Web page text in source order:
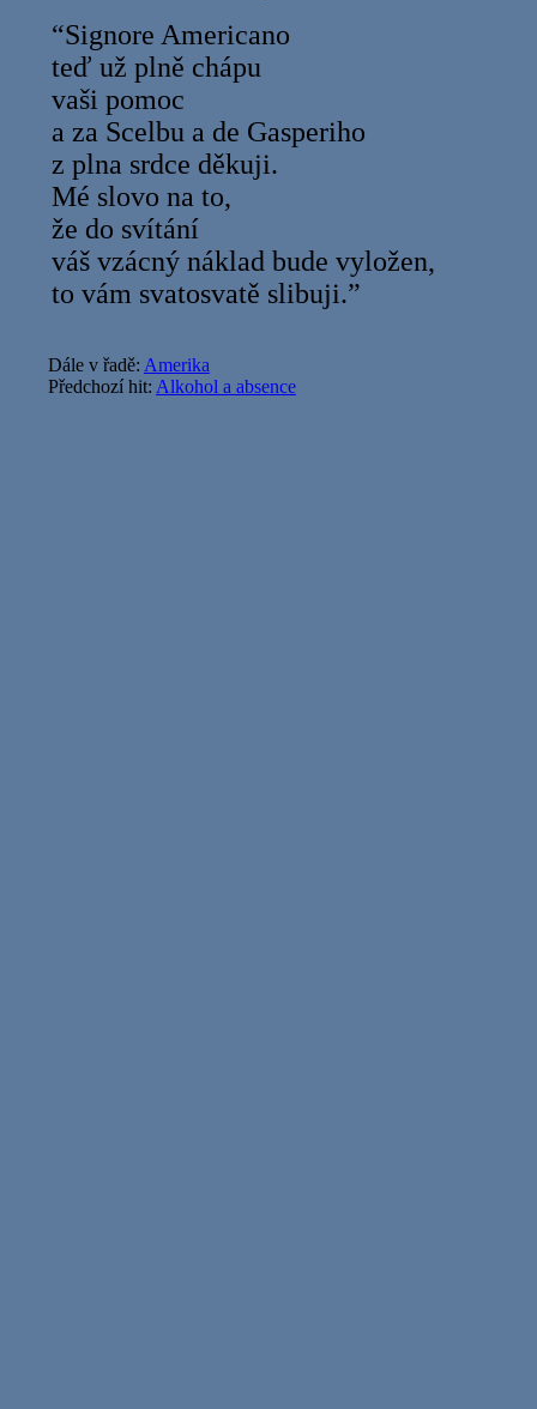
“Signore Americano
teď už plně chápu
vaši pomoc
a za Scelbu a de Gasperiho
z plna srdce děkuji.
Mé slovo na to,
že do svítání
váš vzácný náklad bude vyložen,
to vám svatosvatě slibuji.”
Dále v řadě: Amerika
Předchozí hit: Alkohol a absence